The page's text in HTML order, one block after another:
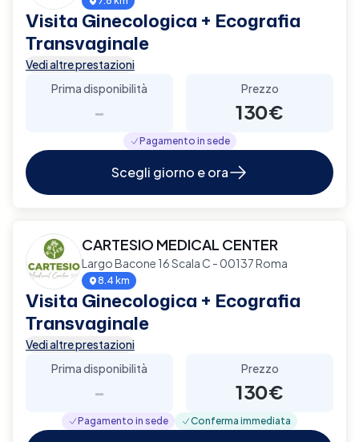
Visita Ginecologica + Ecografia
Transvaginale
Vedi altre prestazioni
Prima disponibilità
-
Prezzo
130€
Pagamento in sede
Scegli giorno e ora
CARTESIO MEDICAL CENTER
Largo Bacone 16 Scala C - 00137 Roma
8.4 km
Visita Ginecologica + Ecografia
Transvaginale
Vedi altre prestazioni
Prima disponibilità
-
Prezzo
130€
Pagamento in sede Conferma immediata